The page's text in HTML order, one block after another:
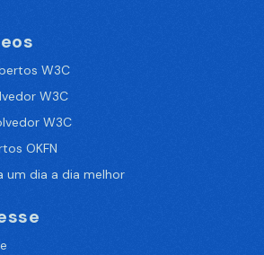
W3C
W3C
W3C
OKFN
um dia a dia melhor